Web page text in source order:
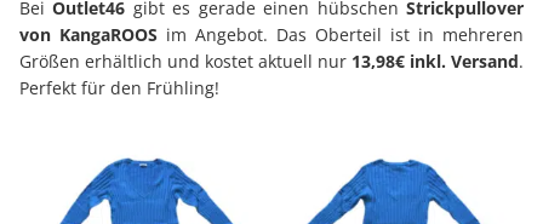
BeiOutlet46 gibt es gerade einen hübschenStrickpullover
von KangaROOS im Angebot. Das Oberteil ist in mehreren
Größen erhältlich und kostet aktuell nur 13,98€ inkl. Versand.
Perfekt für den Frühling!